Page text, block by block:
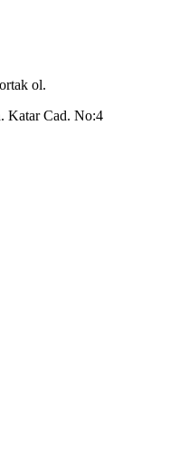
ol.
Katar Cad. No:4